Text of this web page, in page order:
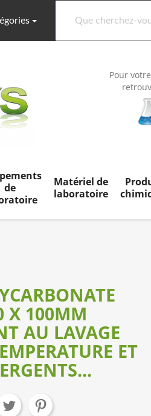
Pour
de
Matériel de
laboratoire
X 100MM
AU LAVAGE
ET